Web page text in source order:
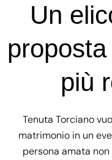
Un
più
Tenuta Torciano
matrimonio in un
persona amata